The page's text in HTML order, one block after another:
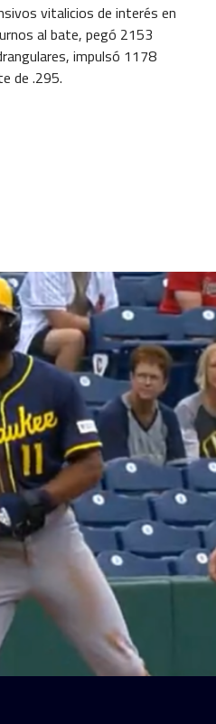
vitalicios de interés en
al bate, pegó 2153
impulsó 1178
de .295.